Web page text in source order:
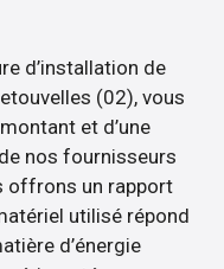
d’installation de
(02), vous
et d’une
nos fournisseurs
offrons un rapport
utilisé répond
d’énergie